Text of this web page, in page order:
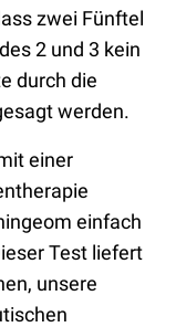
zwei Fünftel
2 und 3 kein
durch die
werden.
einer
einfach
Test liefert
unsere